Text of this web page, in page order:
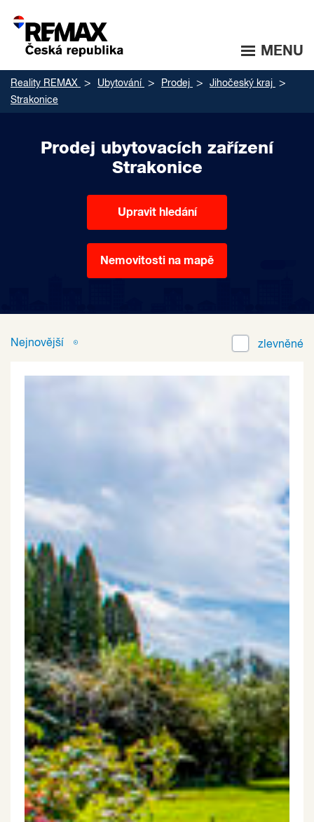
MENU
Reality REMAX Ubytování Prodej
Jihočeský kraj
Strakonice
Prodej ubytovacích zařízení
Strakonice
Upravit hledání
Nemovitosti na mapě
Nejnovější zlevněné